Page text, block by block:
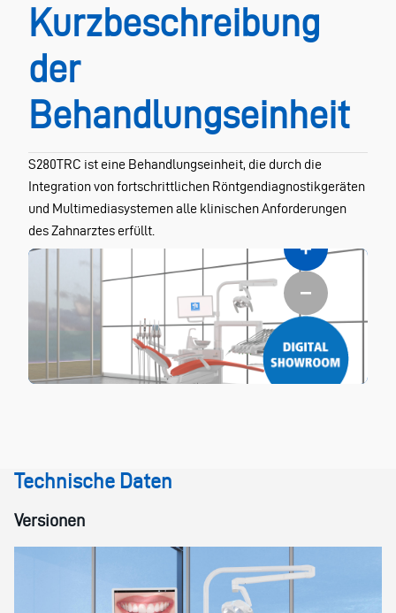
Kurzbeschreibung
der
Behandlungseinheit
S280TRC ist eine Behandlungseinheit, die durch die
Integration von fortschrittlichen Röntgendiagnostikgeräten
und Multimediasystemen alle klinischen Anforderungen
des Zahnarztes erfüllt.
Technische Daten
Versionen